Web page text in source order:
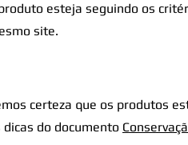
esteja seguindo os
site.
certeza que os produtos
dicas do documento